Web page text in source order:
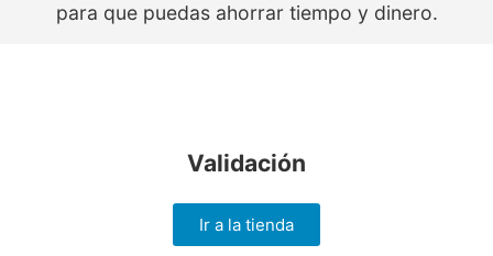
para que puedas ahorrar tiempo y dinero.
Validación
Ir a la tienda